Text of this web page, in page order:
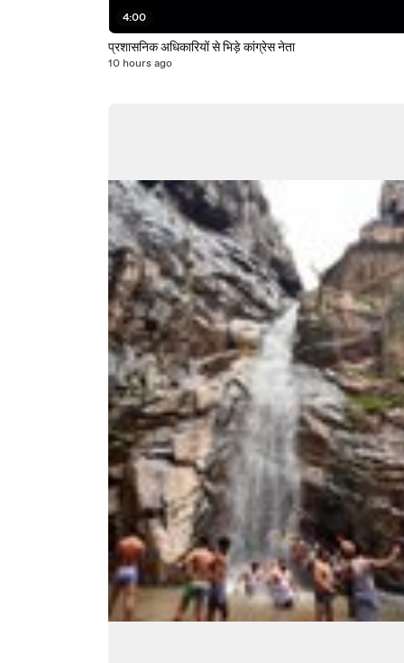
4:00
प्रशासनिक अधिकारियों से भिड़े कांग्रेस नेता
10 hours ago